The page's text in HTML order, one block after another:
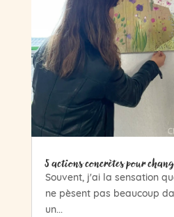
5 actions concrètes pour
Souvent, j'ai la sensation
ne pèsent pas beaucoup
un...